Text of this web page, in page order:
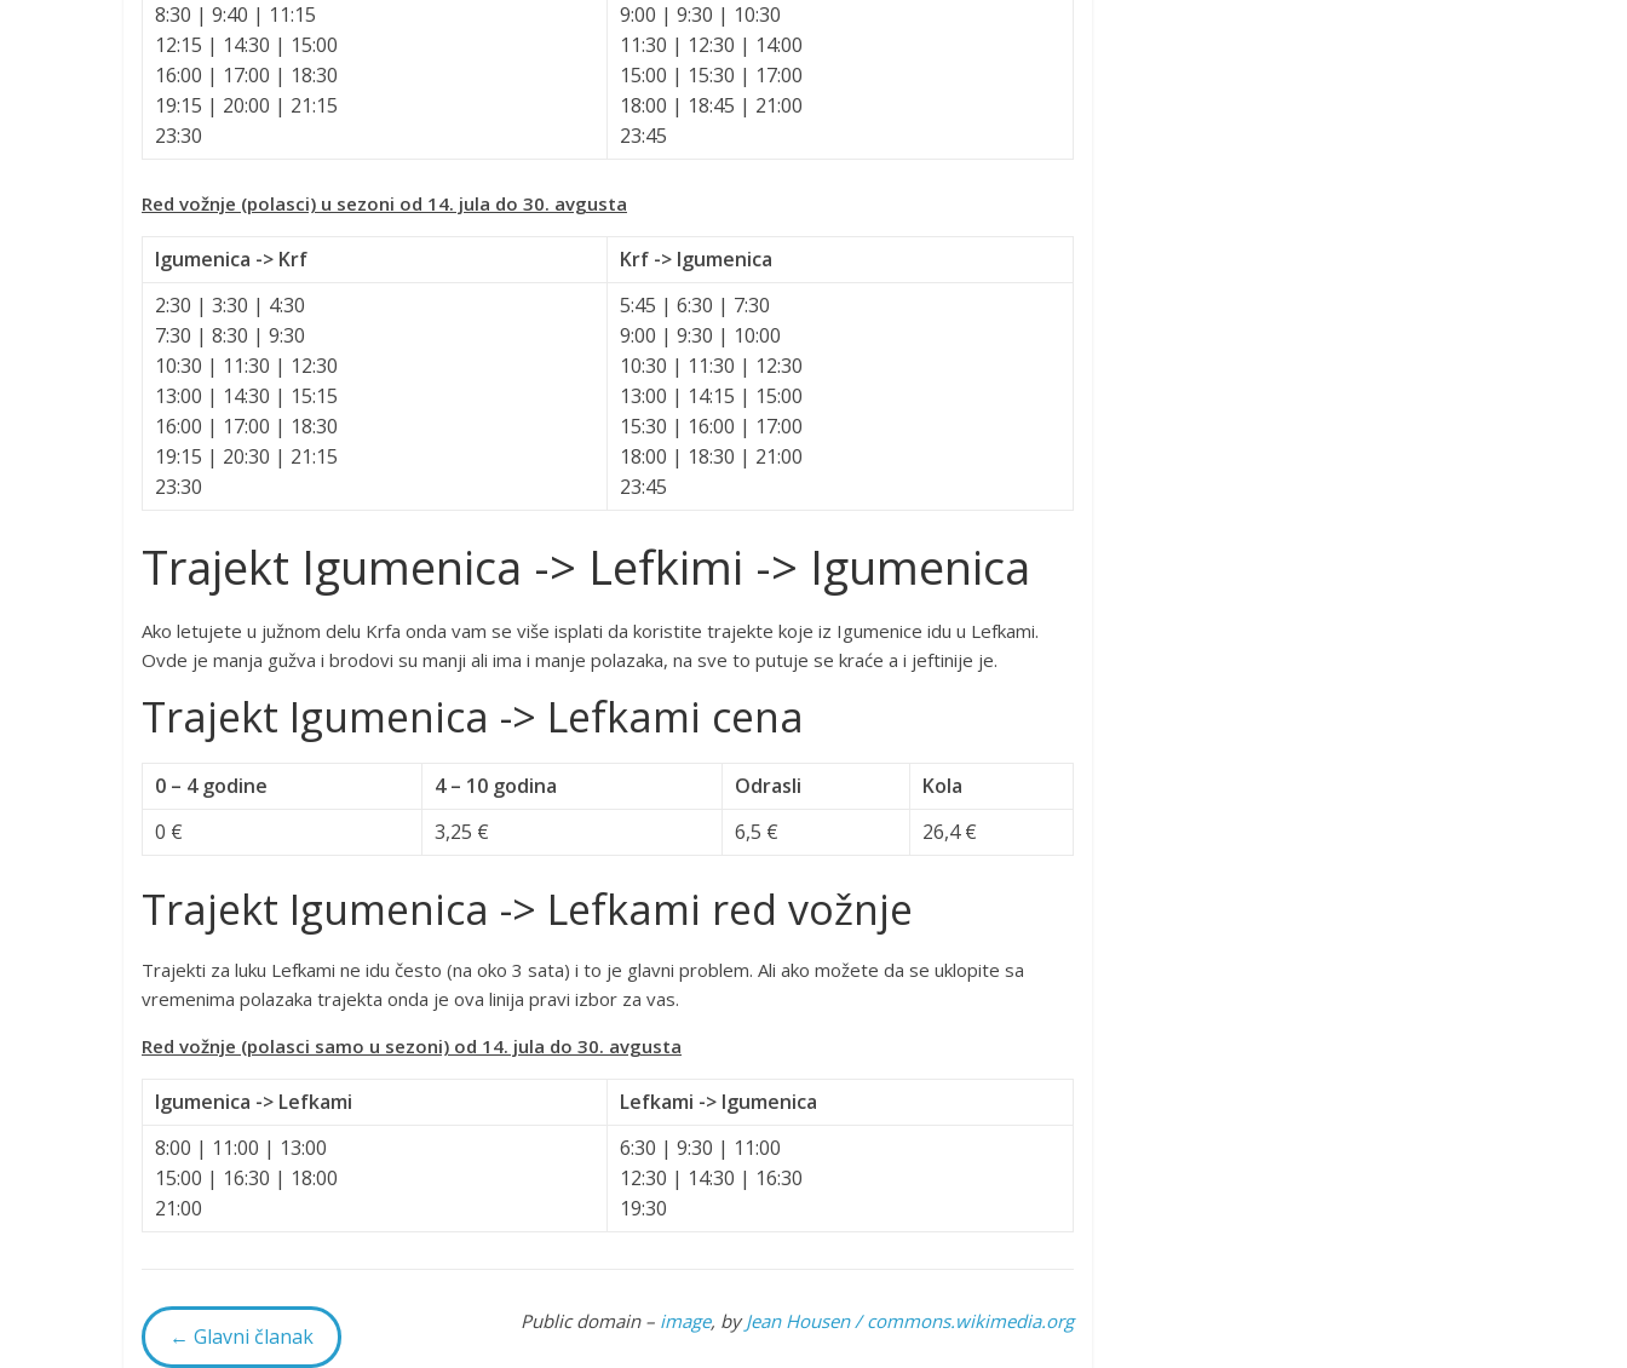
8:30 | 9:40 | 11:15
12:15 | 14:30 | 15:00
16:00 | 17:00 | 18:30
19:15 | 20:00 | 21:15
23:30
9:00 | 9:30 | 10:30
11:30 | 12:30 | 14:00
15:00 | 15:30 | 17:00
18:00 | 18:45 | 21:00
23:45
Red vožnje (polasci) u sezoni od 14. jula do 30. avgusta
Igumenica -> Krf
Krf -> Igumenica
2:30 | 3:30 | 4:30
7:30 | 8:30 | 9:30
10:30 | 11:30 | 12:30
13:00 | 14:30 | 15:15
16:00 | 17:00 | 18:30
19:15 | 20:30 | 21:15
23:30
5:45 | 6:30 | 7:30
9:00 | 9:30 | 10:00
10:30 | 11:30 | 12:30
13:00 | 14:15 | 15:00
15:30 | 16:00 | 17:00
18:00 | 18:30 | 21:00
23:45
Trajekt Igumenica -> Lefkimi -> Igumenica
Ako letujete u južnom delu Krfa onda vam se više isplati da koristite trajekte koje iz Igumenice idu u Lefkami.
Ovde je manja gužva i brodovi su manji ali ima i manje polazaka, na sve to putuje se kraće a i jeftinije je.
Trajekt Igumenica -> Lefkami cena
0 – 4 godine 4 – 10 godina Odrasli
Kola
0 €
3,25 € 6,5 € 26,4 €
Trajekt Igumenica -> Lefkami red vožnje
Trajekti za luku Lefkami ne idu često (na oko 3 sata) i to je glavni problem. Ali ako možete da se uklopite sa
vremenima polazaka trajekta onda je ova linija pravi izbor za vas.
Red vožnje (polasci samo u sezoni) od 14. jula do 30. avgusta
Igumenica -> Lefkami
Lefkami -> Igumenica
8:00 | 11:00 | 13:00
15:00 | 16:30 | 18:00
21:00
6:30 | 9:30 | 11:00
12:30 | 14:30 | 16:30
19:30
← Glavni članak
Public domain – image, byJean Housen / commons.wikimedia.org